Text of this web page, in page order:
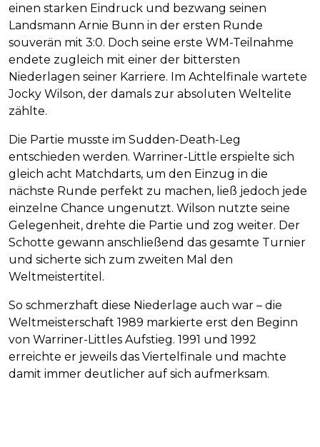
einen starken Eindruck und bezwang seinen
Landsmann Arnie Bunn in der ersten Runde
souverän mit 3:0. Doch seine erste WM-Teilnahme
endete zugleich mit einer der bittersten
Niederlagen seiner Karriere. Im Achtelfinale wartete
Jocky Wilson, der damals zur absoluten Weltelite
zählte.
Die Partie musste im Sudden-Death-Leg
entschieden werden. Warriner-Little erspielte sich
gleich acht Matchdarts, um den Einzug in die
nächste Runde perfekt zu machen, ließ jedoch jede
einzelne Chance ungenutzt. Wilson nutzte seine
Gelegenheit, drehte die Partie und zog weiter. Der
Schotte gewann anschließend das gesamte Turnier
und sicherte sich zum zweiten Mal den
Weltmeistertitel.
So schmerzhaft diese Niederlage auch war – die
Weltmeisterschaft 1989 markierte erst den Beginn
von Warriner-Littles Aufstieg. 1991 und 1992
erreichte er jeweils das Viertelfinale und machte
damit immer deutlicher auf sich aufmerksam.